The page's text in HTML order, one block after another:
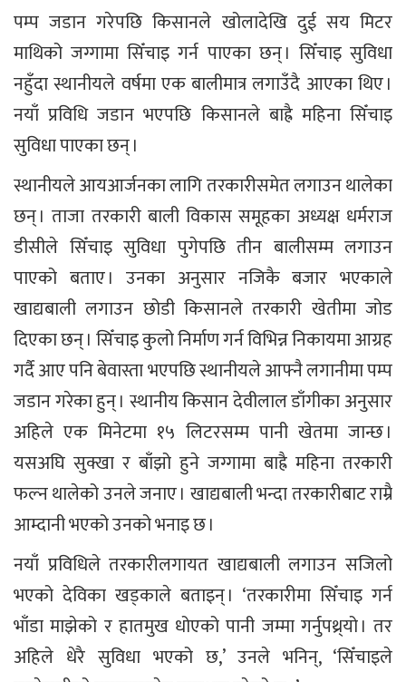
पम्प जडान गरेपछि किसानले खोलादेखि दुई सय मिटर
माथिको जग्गामा सिँचाइ गर्न पाएका छन् । सिँचाइ सुविधा
नहुँदा स्थानीयले वर्षमा एक बालीमात्र लगाउँदै आएका थिए ।
नयाँ प्रविधि जडान भएपछि किसानले बाह्रै महिना सिँचाइ
सुविधा पाएका छन् ।
स्थानीयले आयआर्जनका लागि तरकारीसमेत लगाउन थालेका
छन् । ताजा तरकारी बाली विकास समूहका अध्यक्ष धर्मराज
डीसीले सिँचाइ सुविधा पुगेपछि तीन बालीसम्म लगाउन
पाएको बताए । उनका अनुसार नजिकै बजार भएकाले
खाद्यबाली लगाउन छोडी किसानले तरकारी खेतीमा जोड
दिएका छन् । सिँचाइ कुलो निर्माण गर्न विभिन्न निकायमा आग्रह
गर्दै आए पनि बेवास्ता भएपछि स्थानीयले आफ्नै लगानीमा पम्प
जडान गरेका हुन् । स्थानीय किसान देवीलाल डाँगीका अनुसार
अहिले एक मिनेटमा १५ लिटरसम्म पानी खेतमा जान्छ ।
यसअघि सुक्खा र बाँझो हुने जग्गामा बाह्रै महिना तरकारी
फल्न थालेको उनले जनाए । खाद्यबाली भन्दा तरकारीबाट राम्रै
आम्दानी भएको उनको भनाइ छ ।
नयाँ प्रविधिले तरकारीलगायत खाद्यबाली लगाउन सजिलो
भएको देविका खड्काले बताइन् । ‘तरकारीमा सिँचाइ गर्न
भाँडा माझेको र हातमुख धोएको पानी जम्मा गर्नुपथ्र्यो । तर
अहिले धेरै सुविधा भएको छ,’ उनले भनिन्, ‘सिँचाइले